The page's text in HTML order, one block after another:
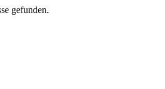
gefunden.